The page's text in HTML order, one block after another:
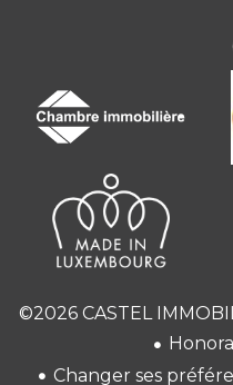
©2026 CASTEL
Changer ses